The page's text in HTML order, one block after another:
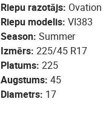
Riepu razotājs Ovation
Riepu modelis VI383
Season Summer
Izmērs 225/45 R17
Platums 225
Augstums 45
Diametrs 17